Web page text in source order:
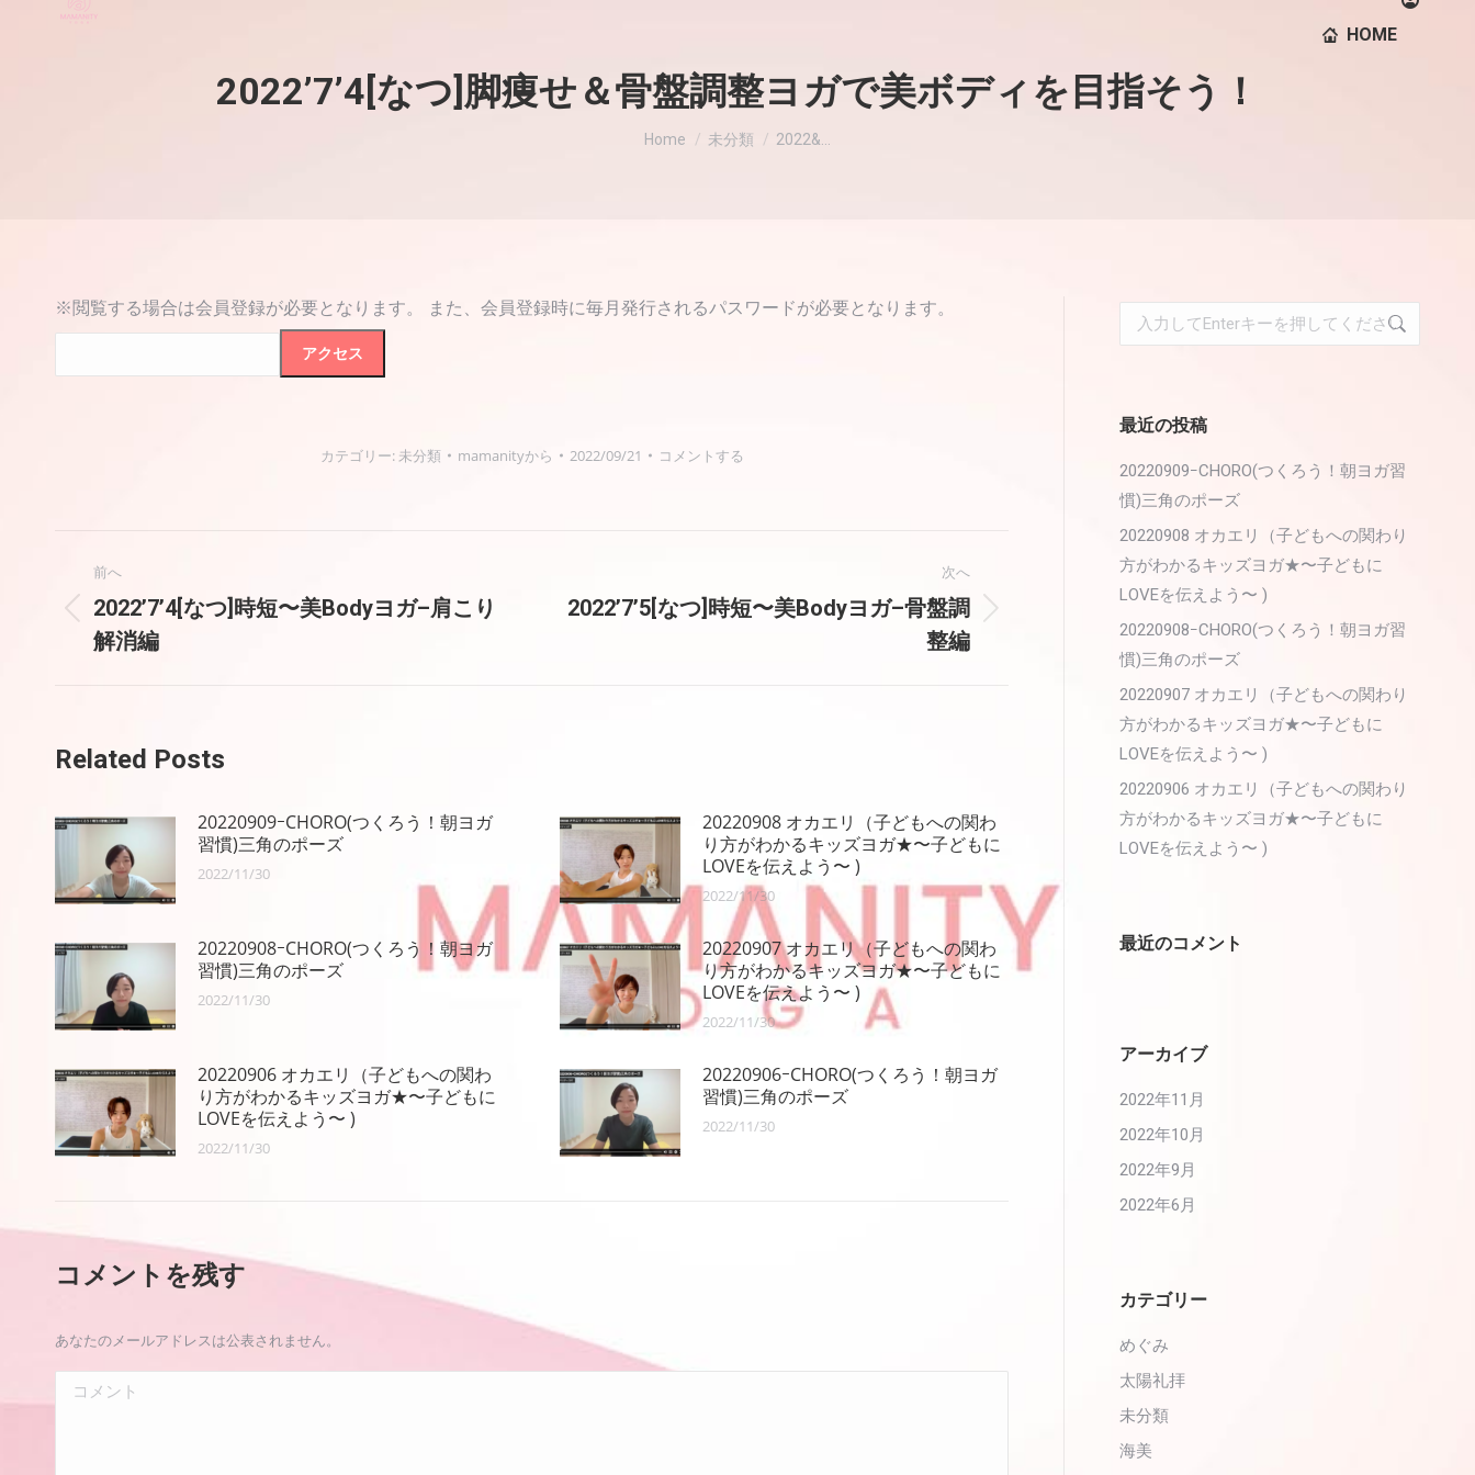
HOME
2022’7’4[なつ]脚痩せ＆骨盤調整ヨガで美ボディを目指そう！
Home 未分類 2022&…
※閲覧する場合は会員登録が必要となります。 また、会員登録時に毎月発行されるパスワードが必要となります。
カテゴリー: 未分類 mamanityから 2022/09/21 コメントする
稿
ゲ
シ
ョ
ン
前へ
前
の
2022’7’4[なつ]時短〜美Bodyヨガ–肩こり
解消編
次へ
次
2022’7’5[なつ]時短〜美Bodyヨガ–骨盤調
整編
Related Posts
20220909ｰCHORO(つくろう！朝ヨガ
習慣)三角のポーズ
2022/11/30
20220908 オカエリ（子どもへの関わ
り方がわかるキッズヨガ★〜子どもに
LOVEを伝えよう〜 )
2022/11/30
20220908ｰCHORO(つくろう！朝ヨガ
習慣)三角のポーズ
2022/11/30
20220907 オカエリ（子どもへの関わ
り方がわかるキッズヨガ★〜子どもに
LOVEを伝えよう〜 )
2022/11/30
20220906 オカエリ（子どもへの関わ
り方がわかるキッズヨガ★〜子どもに
LOVEを伝えよう〜 )
2022/11/30
20220906ｰCHORO(つくろう！朝ヨガ
習慣)三角のポーズ
2022/11/30
コメントを残す
あなたのメールアドレスは公表されません。
コメント
索:
最近の投稿
20220909ｰCHORO(つくろう！朝ヨガ習
慣)三角のポーズ
20220908 オカエリ（子どもへの関わり
方がわかるキッズヨガ★〜子どもに
LOVEを伝えよう〜 )
20220908ｰCHORO(つくろう！朝ヨガ習
慣)三角のポーズ
20220907 オカエリ（子どもへの関わり
方がわかるキッズヨガ★〜子どもに
LOVEを伝えよう〜 )
20220906 オカエリ（子どもへの関わり
方がわかるキッズヨガ★〜子どもに
LOVEを伝えよう〜 )
最近のコメント
アーカイブ
2022年11月
2022年10月
2022年9月
2022年6月
カテゴリー
めぐみ
太陽礼拝
未分類
海美